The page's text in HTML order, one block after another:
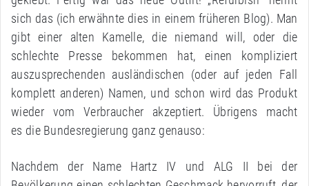
sich das (ich erwähnte dies in einem früheren Blog). Man
gibt einer alten Kamelle, die niemand will, oder die
schlechte Presse bekommen hat, einen kompliziert
auszusprechenden ausländischen (oder auf jeden Fall
komplett anderen) Namen, und schon wird das Produkt
wieder vom Verbraucher akzeptiert. Übrigens macht
es die Bundesregierung ganz genauso:
Nachdem der Name Hartz IV und ALG II bei der